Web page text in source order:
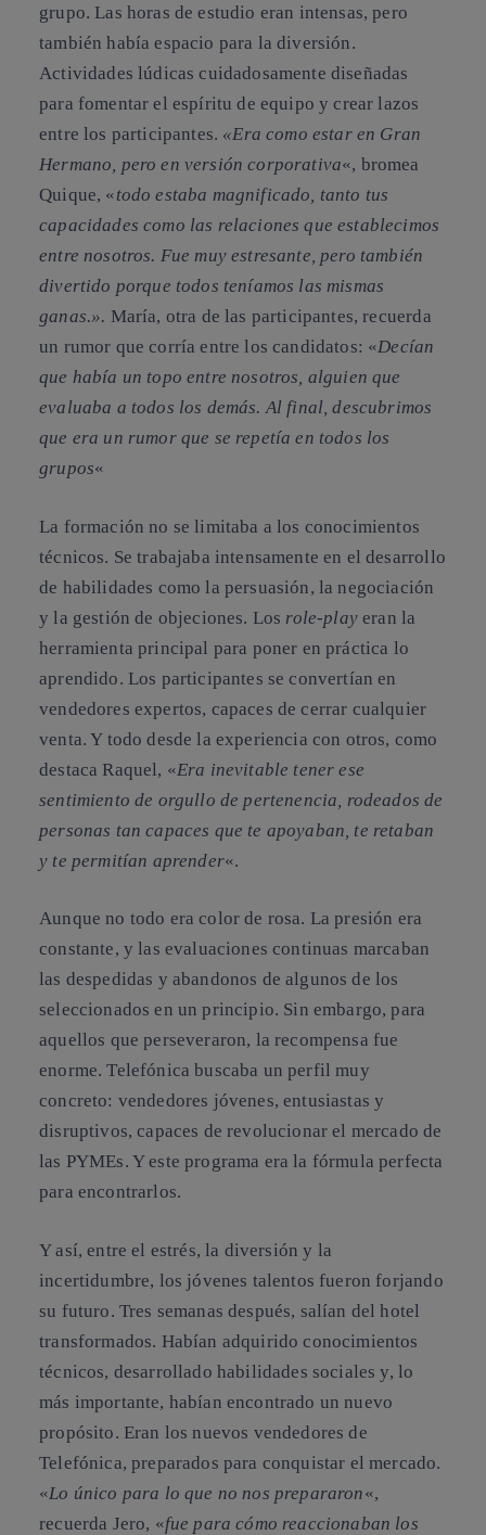
grupo. Las horas de estudio eran intensas, pero
también había espacio para la diversión.
Actividades lúdicas cuidadosamente diseñadas
para fomentar el espíritu de equipo y crear lazos
entre los participantes. «Era como estar en Gran
Hermano, pero en versión corporativa«, bromea
Quique, «todo estaba magnificado, tanto tus
capacidades como las relaciones que establecimos
entre nosotros. Fue muy estresante, pero también
divertido porque todos teníamos las mismas
ganas.». María, otra de las participantes, recuerda
un rumor que corría entre los candidatos: «Decían
que había un topo entre nosotros, alguien que
evaluaba a todos los demás. Al final, descubrimos
que era un rumor que se repetía en todos los
grupos«
La formación no se limitaba a los conocimientos
técnicos. Se trabajaba intensamente en el desarrollo
de habilidades como la persuasión, la negociación
y la gestión de objeciones. Los role-playeran la
herramienta principal para poner en práctica lo
aprendido. Los participantes se convertían en
vendedores expertos, capaces de cerrar cualquier
venta. Y todo desde la experiencia con otros, como
destaca Raquel, «Era inevitable tener ese
sentimiento de orgullo de pertenencia, rodeados de
personas tan capaces que te apoyaban, te retaban
y te permitían aprender«.
Aunque no todo era color de rosa. La presión era
constante, y las evaluaciones continuas marcaban
las despedidas y abandonos de algunos de los
seleccionados en un principio. Sin embargo, para
aquellos que perseveraron, la recompensa fue
enorme. Telefónica buscaba un perfil muy
concreto: vendedores jóvenes, entusiastas y
disruptivos, capaces de revolucionar el mercado de
las PYMEs. Y este programa era la fórmula perfecta
para encontrarlos.
Y así, entre el estrés, la diversión y la
incertidumbre, los jóvenes talentos fueron forjando
su futuro. Tres semanas después, salían del hotel
transformados. Habían adquirido conocimientos
técnicos, desarrollado habilidades sociales y, lo
más importante, habían encontrado un nuevo
propósito. Eran los nuevos vendedores de
Telefónica, preparados para conquistar el mercado.
«Lo único para lo que no nos prepararon«,
recuerda Jero, «fue para cómo reaccionaban los